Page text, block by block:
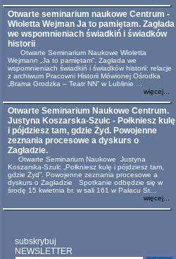
Otwarte seminarium naukowe Centrum -
Wioletta Wejman Ja to pamiętam. Zagłada
we wspomnieniach świadkiń i świadków
historii
Otwarte Seminarium Naukowe Wioletta
Wejmann „Ja to pamiętam”. Zagłada we
wspomnieniach świadkiń i świadków historii: relacje
z archiwum Pracowni Historii Mówionej Ośrodka
„Brama Grodzka – Teatr NN” w Lublinie ...
więcej...
Otwarte Seminarium Naukowe Centrum.
Justyna Koszarska-Szulc - Połkniesz kulę
i pójdziesz tam, gdzie Żyd. Powojenne
zeznania procesowe a dyskurs o
Zagładzie.
Otwarte Seminarium Naukowe Justyna
Koszarska-Szulc „Połkniesz kulę i pójdziesz tam,
gdzie Żyd”. Powojenne zeznania procesowe a
dyskurs o Zagładzie Spotkanie odbędzie się w
środę 15 kwietnia br. w sali 161 w Pałacu St...
więcej...
subskrybuj
NEWSLETTER